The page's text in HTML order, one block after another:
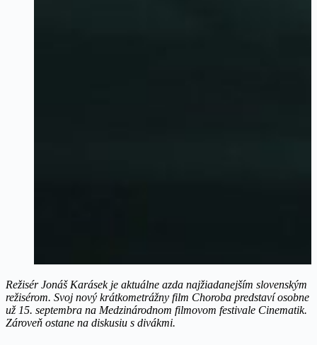
Režisér Jonáš Karásek je aktuálne azda najžiadanejším slovenským
režisérom. Svoj nový krátkometrážny film Choroba predstaví osobne
už 15. septembra na Medzinárodnom filmovom festivale Cinematik.
Zároveň ostane na diskusiu s divákmi.